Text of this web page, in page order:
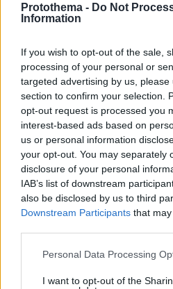
Protothema - Do Not
Information
If you wish to opt-out of the sale,
processing of your personal or
targeted advertising by us,
section to confirm your selection.
opt-out request is processed you
interest-based ads based on
us or personal information
your opt-out. You may separately
disclosure of your personal
IAB’s list of downstream
also be disclosed by us to third
Downstream Participants that
Please note that this website/app
not limited to your visit or usage
Personal Data Processing
I want to opt-out of the
Ο επιθετικός της Εθνικής
κατηγορείται για σοβαρό
Πυρκαγιά σε ισόγειο
εκκενώνεται προληπτικά
πριν μία ώρα
Kαύσωνας: Ένας καθηγητής
εξαντληθούμε από τη ζέστη
πριν μία ώρα
ΔΕΙΤΕ ΟΛΕΣ ΤΙΣ ΕΙΔΗΣΕΙΣ
ΤΑ ΠΙΟ